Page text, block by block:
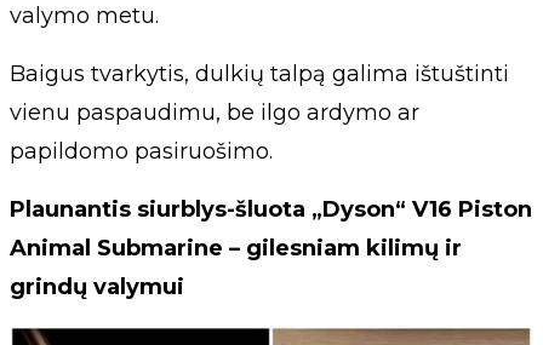
valymo metu.
Baigus tvarkytis, dulkių talpą galima ištuštinti
vienu paspaudimu, be ilgo ardymo ar
papildomo pasiruošimo.
Plaunantis siurblys-šluota „Dyson“ V16 Piston
Animal Submarine – gilesniam kilimų ir
grindų valymui